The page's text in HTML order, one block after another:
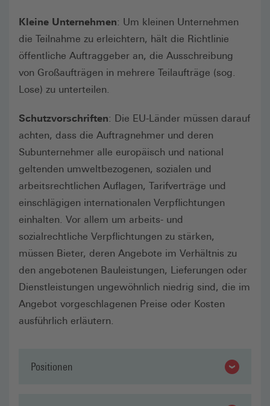
Kleine Unternehmen: Um kleinen Unternehmen
die Teilnahme zu erleichtern, hält die Richtlinie
öffentliche Auftraggeber an, die Ausschreibung
von Großaufträgen in mehrere Teilaufträge (sog.
Lose) zu unterteilen.
Schutzvorschriften: Die EU-Länder müssen darauf
achten, dass die Auftragnehmer und deren
Subunternehmer alle europäisch und national
geltenden umweltbezogenen, sozialen und
arbeitsrechtlichen Auflagen, Tarifverträge und
einschlägigen internationalen Verpflichtungen
einhalten. Vor allem um arbeits- und
sozialrechtliche Verpflichtungen zu stärken,
müssen Bieter, deren Angebote im Verhältnis zu
den angebotenen Bauleistungen, Lieferungen oder
Dienstleistungen ungewöhnlich niedrig sind, die im
Angebot vorgeschlagenen Preise oder Kosten
ausführlich erläutern.
Positionen